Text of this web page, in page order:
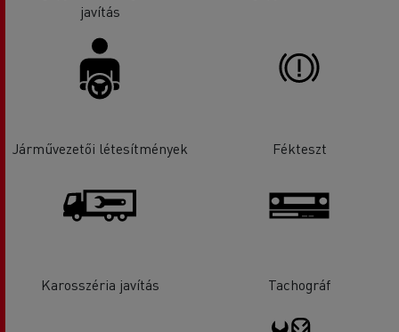
javítás
Járművezetői létesítmények Fékteszt
Karosszéria javítás Tachográf